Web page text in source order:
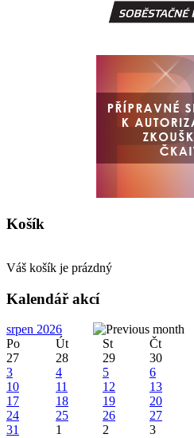
Košík
Váš košík je prázdný
Kalendář akcí
srpen 2026
Po
Út St Čt
27
28 29 30
3
4 5 6
10
11 12 13
17
18 19 20
24
25 26 27
31
1 2 3